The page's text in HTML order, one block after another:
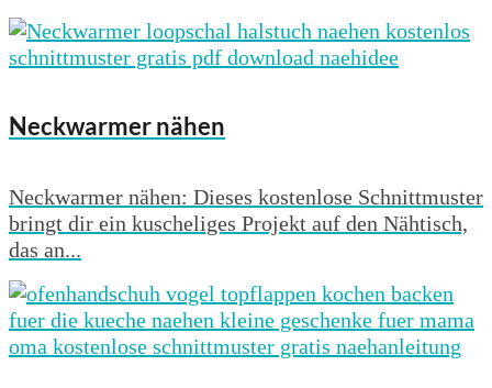
Neckwarmer nähen
Neckwarmer nähen: Dieses kostenlose Schnittmuster
bringt dir ein kuscheliges Projekt auf den Nähtisch,
das an...